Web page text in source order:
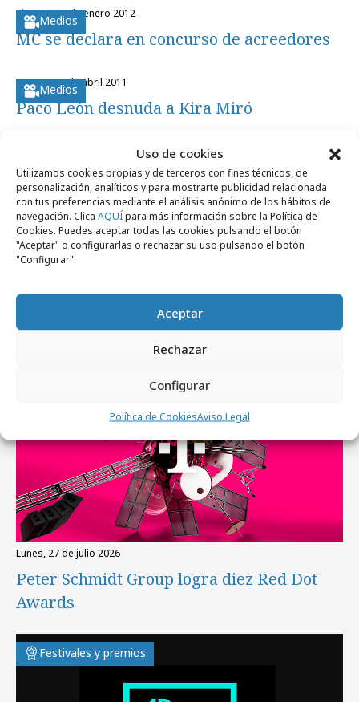
Uso de cookies
Utilizamos cookies propias y de terceros con fines técnicos, de
personalización, analíticos y para mostrarte publicidad relacionada
con tus preferencias mediante el análisis anónimo de los hábitos de
navegación. Clica AQUÍpara más información sobre la Política de
Cookies. Puedes aceptar todas las cookies pulsando el botón
"Aceptar" o configurarlas o rechazar su uso pulsando el botón
"Configurar".
Aceptar
Rechazar
Configurar
Política de CookiesAviso Legal
Medios
viernes, 13 de enero 2012
MC se declara en concurso de acreedores
Medios
martes, 19 de abril 2011
Paco León desnuda a Kira Miró
Empresas y Negocios
MC Ediciones y Focus Ediciones se
fusionan
Artículos recientes
lunes, 27 de julio 2026
Peter Schmidt Group logra diez Red Dot
Awards
Festivales y premios